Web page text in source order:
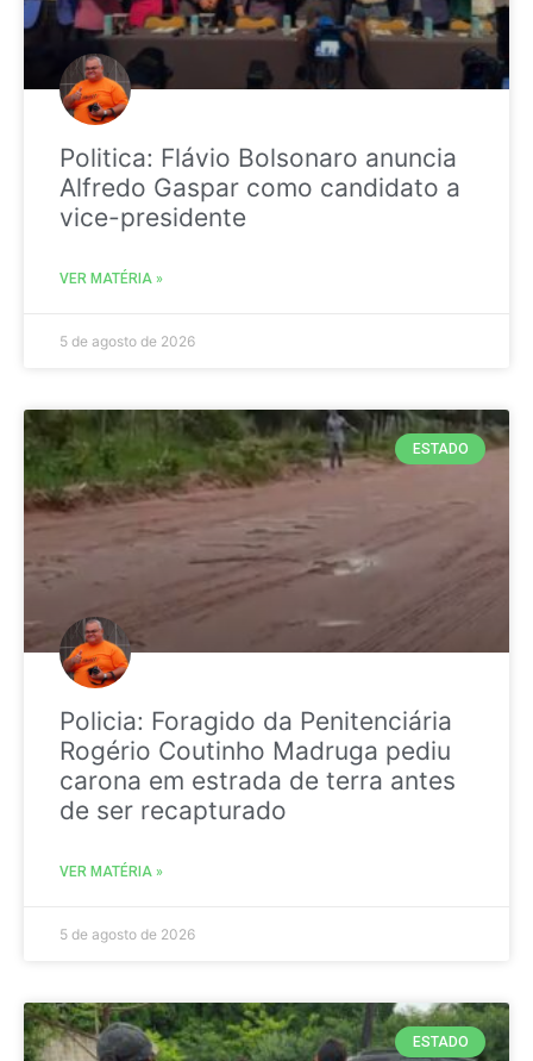
Politica: Flávio Bolsonaro anuncia
Alfredo Gaspar como candidato a
vice-presidente
VER MATÉRIA »
5 de agosto de 2026
ESTADO
Policia: Foragido da Penitenciária
Rogério Coutinho Madruga pediu
carona em estrada de terra antes
de ser recapturado
VER MATÉRIA »
5 de agosto de 2026
ESTADO